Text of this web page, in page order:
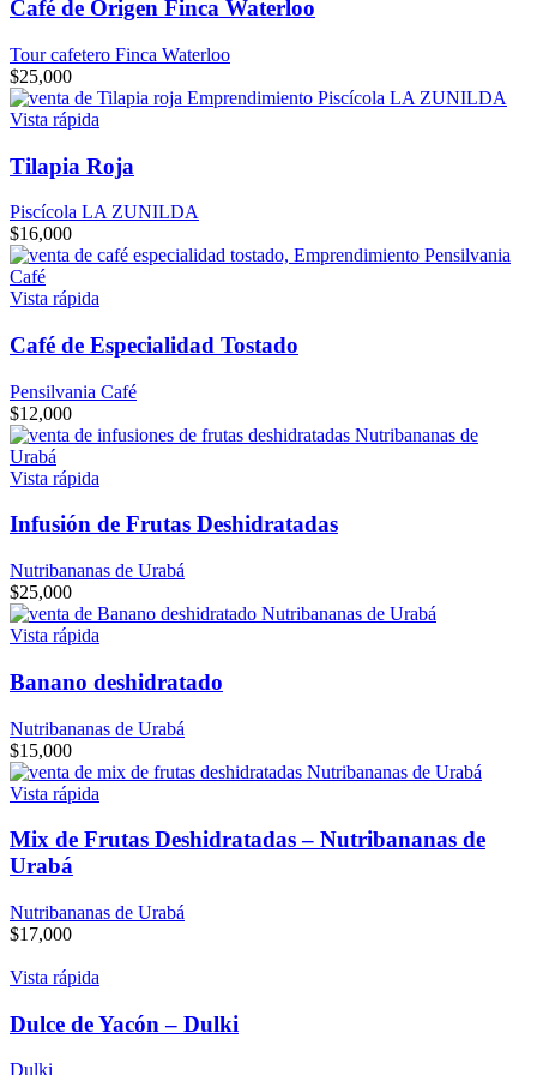
Café de Origen Finca Waterloo
Tour cafetero Finca Waterloo
$25,000
Vista rápida
Tilapia Roja
Piscícola LA ZUNILDA
$16,000
Vista rápida
Café de Especialidad Tostado
Pensilvania Café
$12,000
Vista rápida
Infusión de Frutas Deshidratadas
Nutribananas de Urabá
$25,000
Vista rápida
Banano deshidratado
Nutribananas de Urabá
$15,000
Vista rápida
Mix de Frutas Deshidratadas – Nutribananas de
Urabá
Nutribananas de Urabá
$17,000
Vista rápida
Dulce de Yacón – Dulki
Dulki